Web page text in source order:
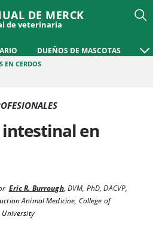
DE MERCK
de veterinaria
DUEÑOS DE MASCOTAS
EN CERDOS
en
Eric R. Burrough,DVM, PhD, DACVP,
Animal Medicine, College of
University